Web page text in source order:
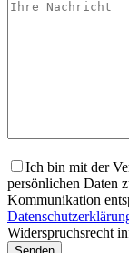
Ich bin mit der
persönlichen Daten
Kommunikation
Widerspruchsrecht